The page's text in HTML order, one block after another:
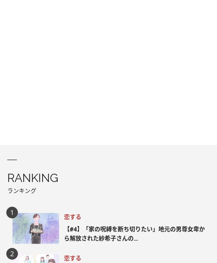
RANKING
ランキング
恋する
【#4】「家の呪縛を断ち切りたい」地元の男尊女卑か
ら解放された紗希子さんの...
恋する